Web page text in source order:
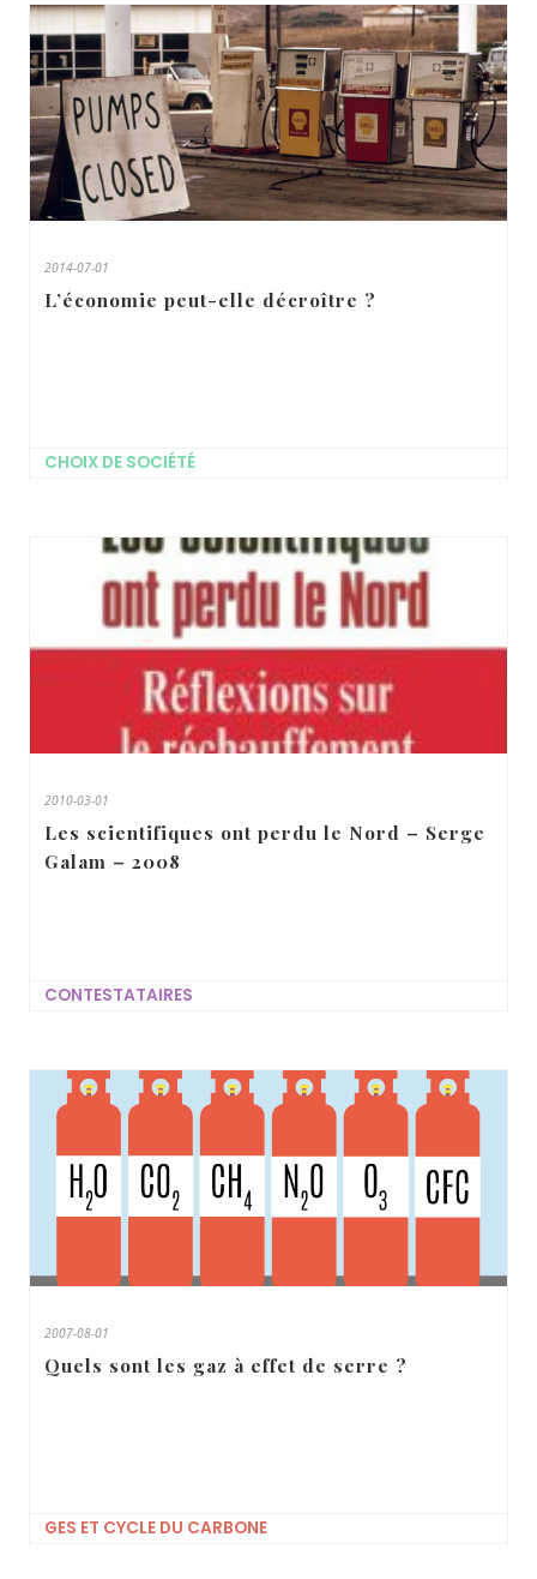
2014-07-01
L’économie peut-elle décroître ?
CHOIX DE SOCIÉTÉ
2010-03-01
Les scientifiques ont perdu le Nord – Serge
Galam – 2008
CONTESTATAIRES
2007-08-01
Quels sont les gaz à effet de serre ?
GES ET CYCLE DU CARBONE